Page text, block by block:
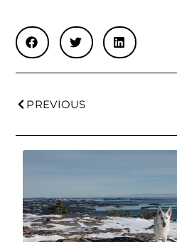
PREVIOUS